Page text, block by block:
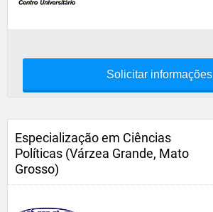
Solicitar informações
Especialização em Ciências
Políticas (Várzea Grande, Mato
Grosso)